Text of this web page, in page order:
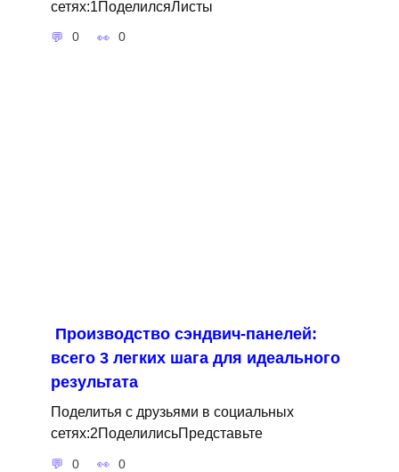
сетях:1ПоделилсяЛисты
0 0
Производство сэндвич-панелей:
всего 3 легких шага для идеального
результата
Поделитья с друзьями в социальных
сетях:2ПоделилисьПредставьте
0 0